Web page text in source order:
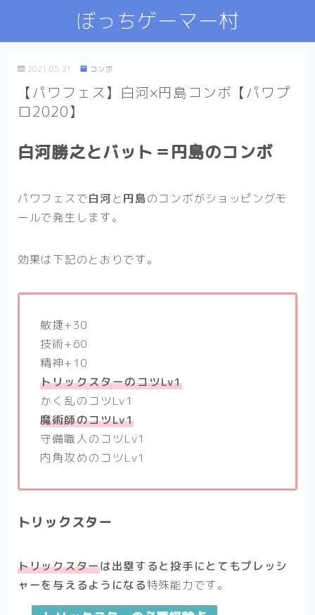
ぼっちゲーマー村
2021.05.21 コンボ
【パワフェス】白河×円島コンボ【パワプ
ロ2020】
白河勝之とバット＝円島のコンボ
パワフェスで白河と円島のコンボがショッピングモ
ールで発生します。
効果は下記のとおりです。
敏捷+30
技術+60
精神+10
トリックスターのコツLv1
かく乱のコツLv1
魔術師のコツLv1
守備職人のコツLv1
内角攻めのコツLv1
トリックスター
トリックスターは出塁すると投手にとてもプレッシ
ャーを与えるようになる特殊能力です。